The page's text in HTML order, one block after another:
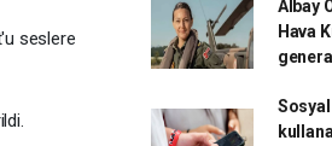
seslere
Albay
Hava
Sosyal